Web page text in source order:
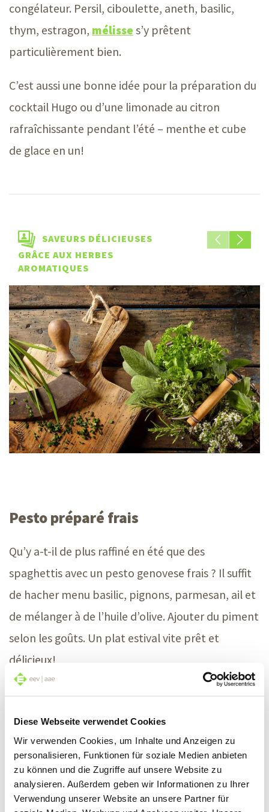
Diese Webseite verwendet Cookies
Wir verwenden Cookies, um Inhalte und Anzeigen zu
personalisieren, Funktionen für soziale Medien anbieten
zu können und die Zugriffe auf unsere Website zu
analysieren. Außerdem geben wir Informationen zu Ihrer
Verwendung unserer Website an unsere Partner für
congélateur. Persil, ciboulette, aneth, basilic,
thym, estragon, mélisse s’y prêtent
particulièrement bien.
C’est aussi une bonne idée pour la préparation du
cocktail Hugo ou d’une limonade au citron
rafraîchissante pendant l’été – menthe et cube
de glace en un!
SAVEURS DÉLICIEUSES
GRÂCE AUX HERBES
AROMATIQUES
Pesto préparé frais
Qu’y a-t-il de plus raffiné en été que des
spaghettis avec un pesto genovese frais ? Il suffit
de hacher menu basilic, pignons, parmesan, ail et
de mélanger à de l’huile d’olive. Ajouter du piment
selon les goûts. Un plat estival vite prêt et
délicieux!
Sel aux herbes
est aussi possible de préparer aisément chez soi
du sel aux herbes. L’avantage: grâce au sel, les
herbes aussi se conservent bien. Le sel aux herbes